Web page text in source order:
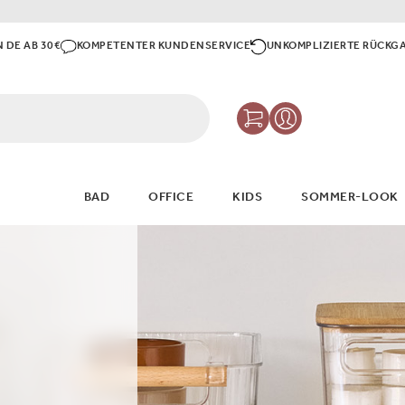
DE AB 30€ KOMPETENTER KUNDENSERVICE UNKOMPLIZIERTE
BAD OFFICE KIDS SOMMER-LOOK